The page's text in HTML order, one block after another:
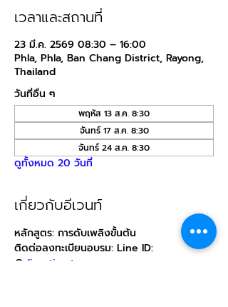
เวลาและสถานที่
23 มี.ค. 2569 08:30 – 16:00
Phla, Phla, Ban Chang District, Rayong,
Thailand
วันที่อื่น ๆ
พฤหัส 13 ส.ค. 8:30
จันทร์ 17 ส.ค. 8:30
จันทร์ 24 ส.ค. 8:30
ดูทั้งหมด 20 วันที่
เกี่ยวกับอีเวนท์
หลักสูตร: การดับเพลิงขั้นต้น
ติดต่อลงทะเบียนอบรม: Line ID:
@ direction.tn